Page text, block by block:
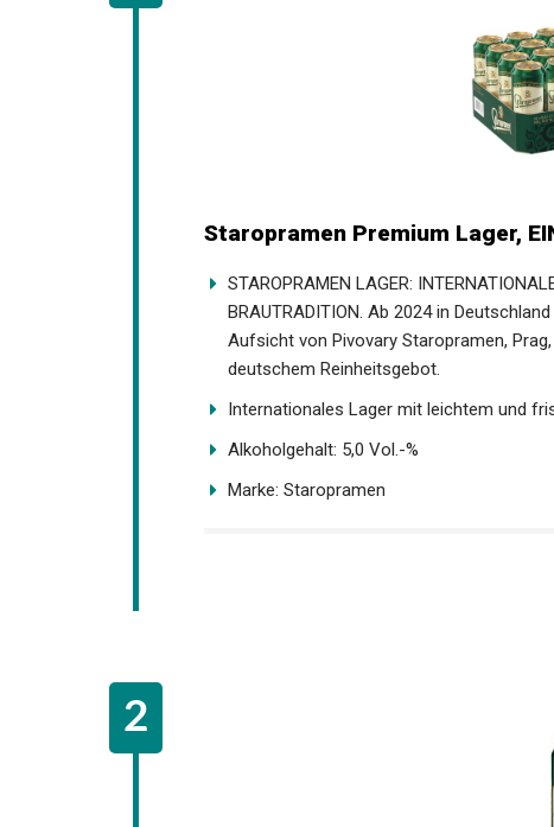
Staropramen Premium Lager,
STAROPRAMEN LAGER:
BRAUTRADITION. Ab 2024 in
Aufsicht von Pivovary Staropramen,
deutschem Reinheitsgebot.
Internationales Lager mit leichtem und
Alkoholgehalt: 5,0 Vol.-%
Marke: Staropramen